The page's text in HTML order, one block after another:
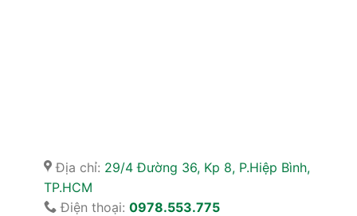
Địa chỉ: 29/4 Đường 36, Kp 8, P.Hiệp Bình,
TP.HCM
Điện thoại: 0978.553.775